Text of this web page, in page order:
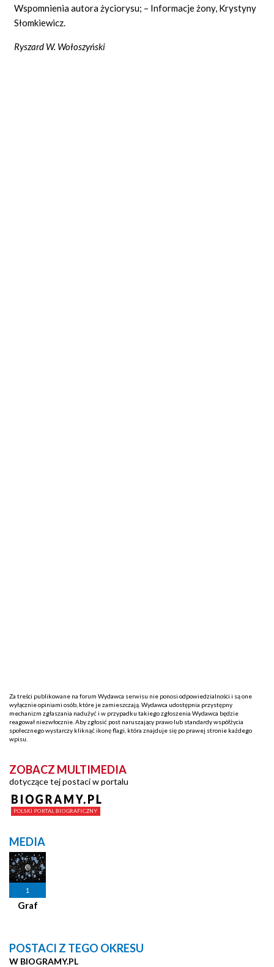
Wspomnienia autora życiorysu; – Informacje żony, Krystyny
Słomkiewicz.
Ryszard W. Wołoszyński
Za treści publikowane na forum Wydawca serwisu nie ponosi odpowiedzialności i są one
wyłącznie opiniami osób, które je zamieszczają. Wydawca udostępnia przystępny
mechanizm zgłaszania nadużyć i w przypadku takiego zgłoszenia Wydawca będzie
reagował niezwłocznie. Aby zgłosić post naruszający prawo lub standardy współżycia
społecznego wystarczy kliknąć ikonę flagi, która znajduje się po prawej stronie każdego
wpisu.
ZOBACZ MULTIMEDIA
dotyczące tej postaci w portalu
MEDIA
1
Graf
POSTACI Z TEGO OKRESU
W BIOGRAMY.PL